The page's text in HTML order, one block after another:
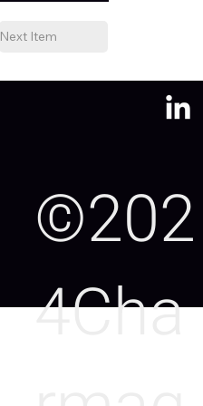
Next Item
©202
4Cha